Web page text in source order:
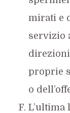
mirati e
servizio
proprie
o
L’ultima